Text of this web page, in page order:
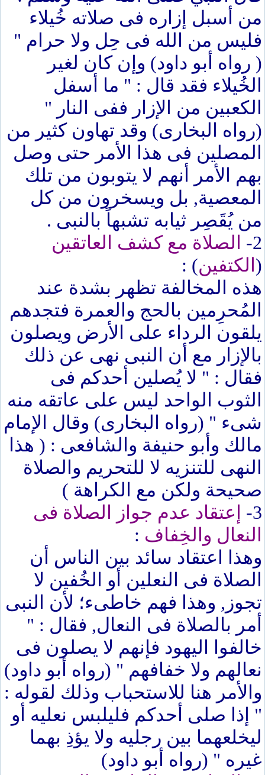
من أسبل إزاره فى صلاته خُيلاء
فليس من الله فى حِل ولا حرام "
( رواه أبو داود) وإن كان لغير
الخُيلاء فقد قال : " ما أسفل
الكعبين من الإزار ففى النار "
(رواه البخارى) وقد تهاون كثير من
المصلين فى هذا الأمر حتى وصل
بهم الأمر أنهم لا يتوبون من تلك
المعصية, بل ويسخرون من كل
من يُقَصِر ثيابه تشبهاً بالنبى .
2-
الصلاة مع كشف العاتقين
( الكتفين) :
هذه المخالفة تظهر بشدة عند
المُحرِمين بالحج والعمرة فتجدهم
يلقون الرداء على الأرض ويصلون
بالإزار مع أن النبى نهى عن ذلك
فقال : " لا يُصلين أحدكم فى
الثوب الواحد ليس على عاتقه منه
شىء " (رواه البخارى) وقال الإمام
مالك وأبو حنيفة والشافعى : ( هذا
النهى للتنزيه لا للتحريم والصلاة
صحيحة ولكن مع الكراهة )
3-
إعتقاد عدم جواز الصلاة فى
النعال والخِفاف :
وهذا اعتقاد سائد بين الناس أن
الصلاة فى النعلين أو الخُفين لا
تجوز, وهذا فهم خاطىء؛ لأن النبى
أمر بالصلاة فى النعال, فقال : "
خالفوا اليهود فإنهم لا يصلون فى
نعالهم ولا خفافهم " (رواه أبو داود)
والأمر هنا للاستحباب وذلك لقوله :
" إذا صلى أحدكم فليلبس نعليه أو
ليخلعهما بين رجليه ولا يؤذِ بهما
غيره " (رواه أبو داود)